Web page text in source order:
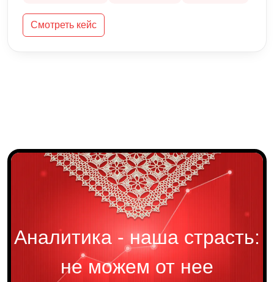
Смотреть кейс
Аналитика - наша страсть:
не можем от нее